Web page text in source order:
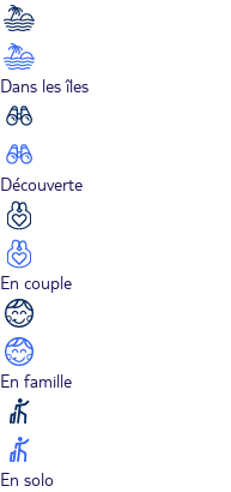
Dans les îles
Découverte
En couple
En famille
En solo